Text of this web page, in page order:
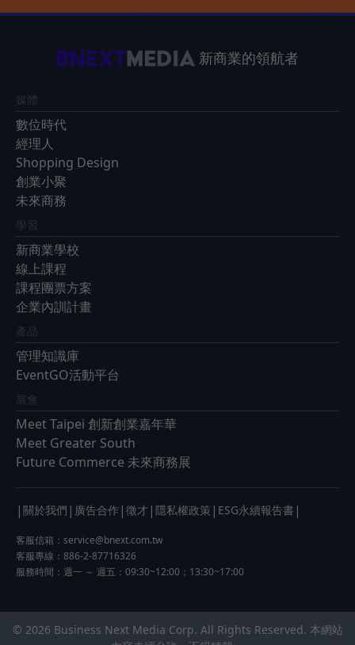
新商業的領航者
媒體
數位時代
經理人
Shopping Design
創業小聚
未來商務
學習
新商業學校
線上課程
課程團票方案
企業內訓計畫
產品
管理知識庫
EventGO活動平台
展會
Meet Taipei 創新創業嘉年華
Meet Greater South
Future Commerce 未來商務展
| 關於我們 | 廣告合作 | 徵才 | 隱私權政策 | ESG永續報告書 |
客服信箱： service@bnext.com.tw
客服專線：886-2-87716326
服務時間：週一 ～ 週五：09:30~12:00；13:30~17:00
© 2026 Business Next Media Corp. All Rights Reserved. 本網站